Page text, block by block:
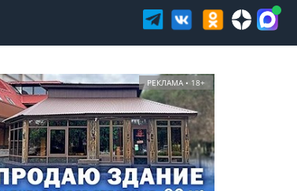
РЕКЛАМА • 18+